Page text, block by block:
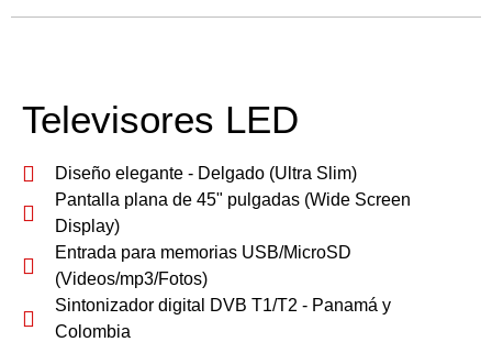
Televisores LED
Diseño elegante - Delgado (Ultra Slim)
Pantalla plana de 45" pulgadas (Wide Screen
Display)
Entrada para memorias USB/MicroSD
(Videos/mp3/Fotos)
Sintonizador digital DVB T1/T2 - Panamá y
Colombia